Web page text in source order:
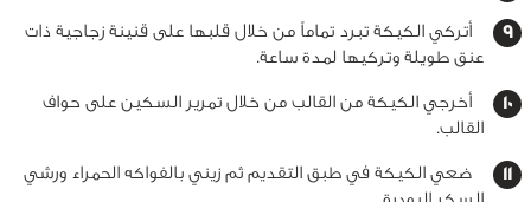
أتركي الكيكة تبرد تماماً من خلال قلبها على قنينة زجاجية ذات
عنق طويلة وتركيها لمدة ساعة.
أخرجي الكيكة من القالب من خلال تمرير السكين على حواف
القالب.
ضعي الكيكة في طبق التقديم ثم زيني بالفواكه الحمراء ورشي